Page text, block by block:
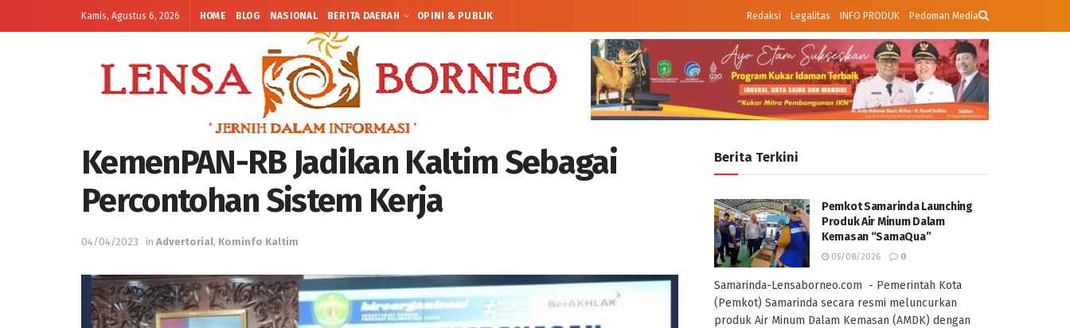
Kamis, Agustus 6, 2026 HOME BLOG NASIONAL BERITA DAERAH OPINI & PUBLIK Redaksi Legalitas INFO PRODUK Pedoman Media
KemenPAN-RB Jadikan Kaltim Sebagai
Percontohan Sistem Kerja
04/04/2023 in Advertorial, Kominfo Kaltim
Berita Terkini
Pemkot Samarinda Launching
Produk Air Minum Dalam
Kemasan “SamaQua”
05/08/2026 0
Samarinda-Lensaborneo.com - Pemerintah Kota
(Pemkot) Samarinda secara resmi meluncurkan
produk Air Minum Dalam Kemasan (AMDK) dengan